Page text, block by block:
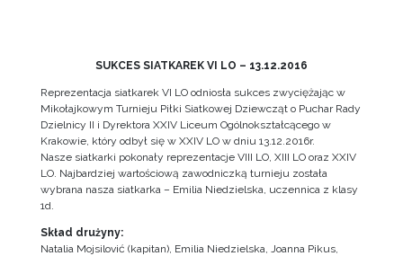
SUKCES SIATKAREK VI LO – 13.12.2016
Reprezentacja siatkarek VI LO odniosła sukces zwyciężając w
Mikołajkowym Turnieju Piłki Siatkowej Dziewcząt o Puchar Rady
Dzielnicy II i Dyrektora XXIV Liceum Ogólnokształcącego w
Krakowie, który odbył się w XXIV LO w dniu 13.12.2016r.
Nasze siatkarki pokonały reprezentacje VIII LO, XIII LO oraz XXIV
LO. Najbardziej wartościową zawodniczką turnieju została
wybrana nasza siatkarka – Emilia Niedzielska, uczennica z klasy
1d.
Skład drużyny:
Natalia Mojsilović (kapitan), Emilia Niedzielska, Joanna Pikus,